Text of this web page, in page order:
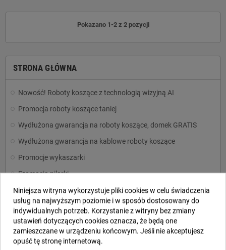
STRONA GŁÓWNA
Nowość! Roboty koszące z technologią wizyjną AI
Promocja roboty koszące taniej
Wydłużona gwarancja na roboty koszące, domek GRATIS
Wydłużona gwarancja na kablowe roboty koszące
Promocje wykaszarki
Promocja pilarki
Promocja traktory
Promocja ridery
Koszenie trawy
Podkaszanie i wycinanie
Pokazano 1-2 z 2 pozycji
Niniejsza witryna wykorzystuje pliki cookies w celu świadczenia
usług na najwyższym poziomie i w sposób dostosowany do
indywidualnych potrzeb. Korzystanie z witryny bez zmiany
ustawień dotyczących cookies oznacza, że będą one
zamieszczane w urządzeniu końcowym. Jeśli nie akceptujesz
opuść tę stronę internetową.